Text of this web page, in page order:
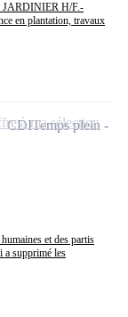
JARDINIER H/F.-
en plantation, travaux
et des partis
a supprimé les
CDITemps plein
à ma sélection